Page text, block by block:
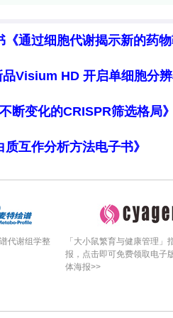
，先部分编辑
H3.1/H3.2K18R中
变体可在特定位点补
of histone
大片段缺失频率但不影
，说明属locus-
screen maps H3
典H3赖氨酸逐一进行K-
的K-to-R编辑效率显
变克隆）；H3K27R效率
《通过细胞代谢揭示新的药
Visium HD 开启单细胞分辨
断变化的CRISPR筛选格局
互作分析方法电子书》
代谢组学整
「大小鼠繁育与健康管理」
报，点击即可免费领取电子
体海报>>